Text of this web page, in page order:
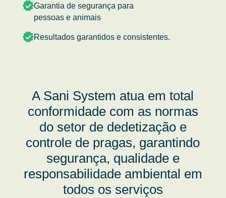
Garantia de segurança para
pessoas e animais
Resultados garantidos e consistentes.
A Sani System atua em total
conformidade com as normas
do setor de dedetização e
controle de pragas, garantindo
segurança, qualidade e
responsabilidade ambiental em
todos os serviços